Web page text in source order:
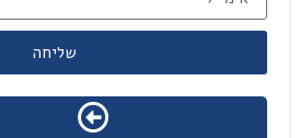
שליחה